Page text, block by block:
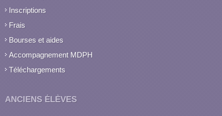
Inscriptions
Frais
Bourses et aides
Accompagnement MDPH
Téléchargements
ANCIENS ÉLÈVES